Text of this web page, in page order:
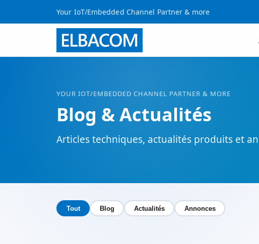
Your IoT/Embedded Channel Partner & more
YOUR IOT/EMBEDDED CHANNEL PARTNER & MORE
Blog & Actualités
Articles techniques, actualités produits et
Tout Blog Actualités Annonces